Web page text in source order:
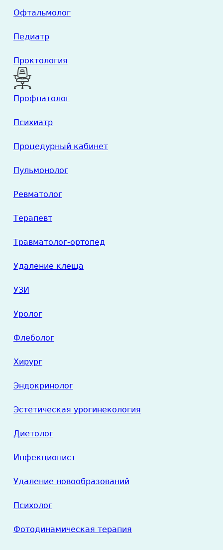
Офтальмолог
Педиатр
Проктология
Профпатолог
Психиатр
Процедурный кабинет
Пульмонолог
Ревматолог
Терапевт
Травматолог-ортопед
Удаление клеща
УЗИ
Уролог
Флеболог
Хирург
Эндокринолог
Эстетическая урогинекология
Диетолог
Инфекционист
Удаление новообразований
Психолог
Фотодинамическая терапия